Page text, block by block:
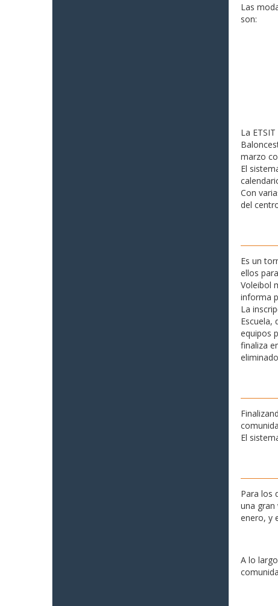
Las
son:
La
marzo
El
Con
del
Es un
ellos
Voleibol
informa
La
Escuela,
equipos
finaliza
El
Para los
una gran
enero, y
A lo